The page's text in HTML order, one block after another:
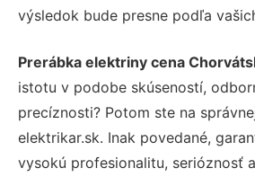
výsledok bude presne podľa
Prerábka elektriny cena
istotu v podobe skúseností,
precíznosti? Potom ste na
elektrikar.sk. Inak povedané,
vysokú profesionalitu, serióznosť